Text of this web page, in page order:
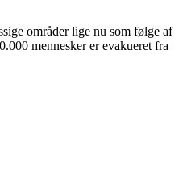
områder lige nu som følge af
mennesker er evakueret fra